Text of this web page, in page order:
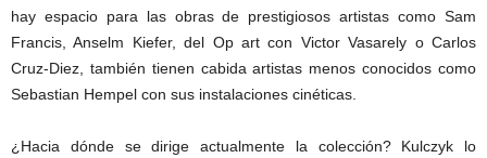
hay espacio para las obras de prestigiosos artistas como Sam
Francis, Anselm Kiefer, del Op art con Victor Vasarely o Carlos
Cruz-Diez, también tienen cabida artistas menos conocidos como
Sebastian Hempel con sus instalaciones cinéticas.
¿Hacia dónde se dirige actualmente la colección? Kulczyk lo